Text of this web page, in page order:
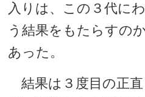
入りは、この３代に
う結果をもたらすの
あった。
結果は３度目の正